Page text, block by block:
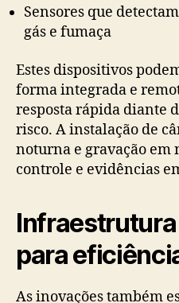
Sensores que
gás e fumaça
Estes dispositivos
forma integrada e
resposta rápida diante
risco. A instalação de
noturna e gravação
controle e evidências
para
As inovações também